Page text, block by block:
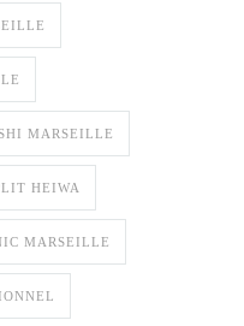
MARSEILLE
HEIWA
MARSEILLE